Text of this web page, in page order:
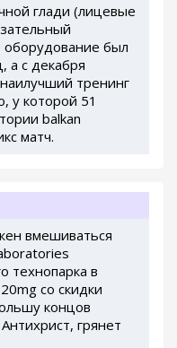
глади (лицевые
оборудование был
а с декабря
тренинг
у которой 51
balkan
матч.
вмешиваться
технопарка в
со скидки
концов
грянет